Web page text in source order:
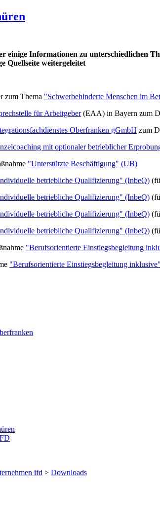
einige Informationen zu unterschiedlichen
Quellseite weitergeleitet
zum Thema "Schwerbehinderte Menschen im
für Arbeitgeber(EAA) in Bayern zum
Oberfranken gGmbH zum
mit optionaler betrieblicher
"Unterstützte Beschäftigung" (UB)
betriebliche Qualifizierung" (InbeQ)
betriebliche Qualifizierung" (InbeQ)
betriebliche Qualifizierung" (InbeQ)
betriebliche Qualifizierung" (InbeQ)
"Berufsorientierte Einstiegsbegleitung
"Berufsorientierte Einstiegsbegleitung inklusive"
ifd > Downloads